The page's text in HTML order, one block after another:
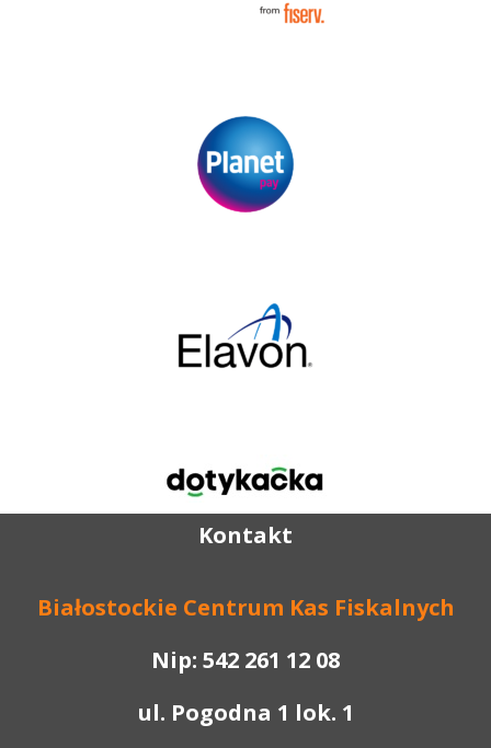
Kontakt
Białostockie Centrum Kas Fiskalnych
Nip: 542 261 12 08
ul. Pogodna 1 lok. 1